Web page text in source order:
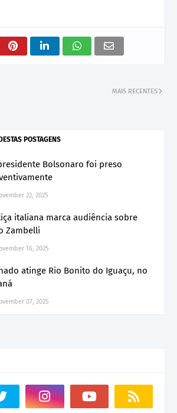
MAIS RECENTES
POSTAGENS
Bolsonaro foi preso
22, 2025
italiana marca audiência sobre
Zambelli
16, 2025
atinge Rio Bonito do Iguaçu, no
07, 2025